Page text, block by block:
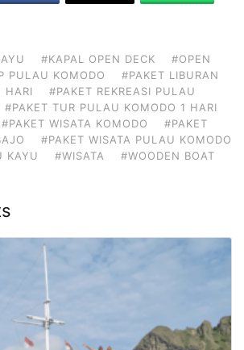
#KAPAL OPEN DECK
#OPEN
PULAU KOMODO
#PAKET LIBURAN
HARI
#PAKET REKREASI PULAU
#PAKET TUR PULAU KOMODO 1 HARI
#PAKET WISATA KOMODO
#PAKET
#PAKET WISATA PULAU KOMODO
KAYU #WISATA #WOODEN BOAT